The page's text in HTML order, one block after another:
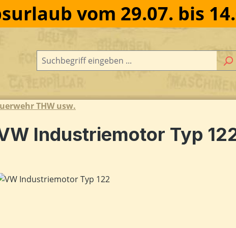
vom 29.07. bis
THW usw.
Industriemotor Typ
überspringen